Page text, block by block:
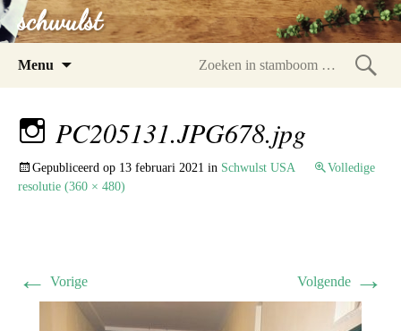
schwulst
Menu
PC205131.JPG678.jpg
Gepubliceerd op 13 februari 2021 in Schwulst USA
Volledige
resolutie (360 × 480)
← Vorige Volgende →